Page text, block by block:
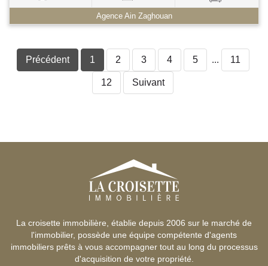
Agence Ain Zaghouan
Précédent 1 2 3 4 5 ... 11
12 Suivant
La croisette immobilière, établie depuis 2006 sur le marché de
l'immobilier, possède une équipe compétente d'agents
immobiliers prêts à vous accompagner tout au long du processus
d'acquisition de votre propriété.